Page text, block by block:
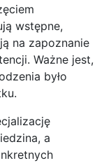
wstępne,
na zapoznanie
Ważne jest,
było
a